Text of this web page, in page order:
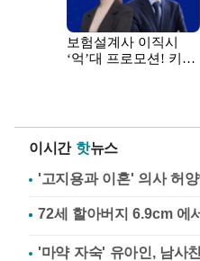
이시간 핫뉴스
'고지용과 이혼' 의사 허
'마약 자숙' 유아인, 남사